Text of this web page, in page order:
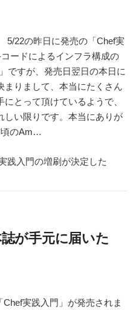
5/22の昨日に発売の「Chef実
ードによるインフラ構成の
ですが、発売日翌日の本日に
まりまして、本当にたくさん
にとって頂けているようで、
しい限りです。本当にありが
頃のAm…
が手元に届いた
Chef実践入門」が発売されま